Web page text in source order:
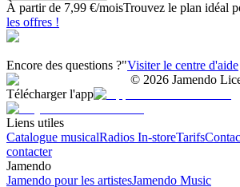
À partir de 7,99 €/moisTrouvez le plan idéal
les offres !
Encore des questions ?"Visiter le centre d'aide
© 2026 Jamendo
Télécharger l'app
Liens utiles
Catalogue musicalRadios In-storeTarifs
contacter
Jamendo
Jamendo pour les artistesJamendo Music